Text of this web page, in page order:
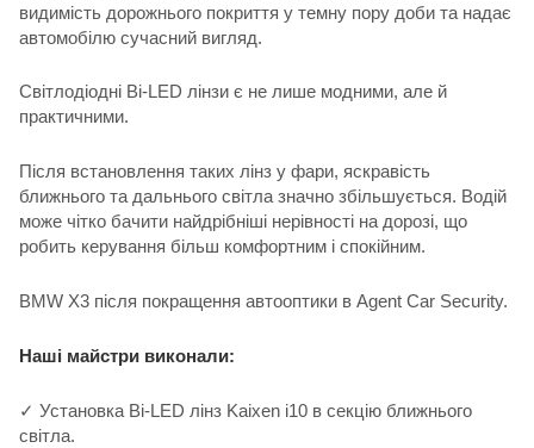
видимість дорожнього покриття у темну пору доби та надає
автомобілю сучасний вигляд.
Світлодіодні Bi-LED лінзи є не лише модними, але й
практичними.
Після встановлення таких лінз у фари, яскравість
ближнього та дальнього світла значно збільшується. Водій
може чітко бачити найдрібніші нерівності на дорозі, що
робить керування більш комфортним і спокійним.
BMW X3 після покращення автооптики в Agent Car Security.
Наші майстри виконали:
✓ Установка Bi-LED лінз Kaixen i10 в секцію ближнього
світла.